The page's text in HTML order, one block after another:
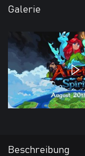
Galerie
Beschreibung